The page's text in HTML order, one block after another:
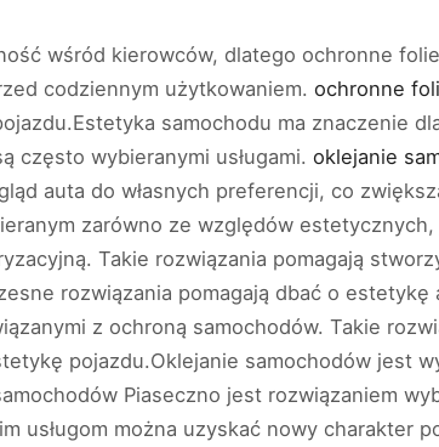
wśród kierowców, dlatego ochronne
codziennym użytkowaniem. ochronne
samochodu ma znaczenie
często wybieranymi usługami. oklejanie
auta do własnych preferencji, co
zarówno ze względów
Takie rozwiązania pomagają
rozwiązania pomagają dbać o estetykę
z ochroną samochodów. Takie
pojazdu.Oklejanie samochodów jest
Piaseczno jest rozwiązaniem
usługom można uzyskać nowy charakter